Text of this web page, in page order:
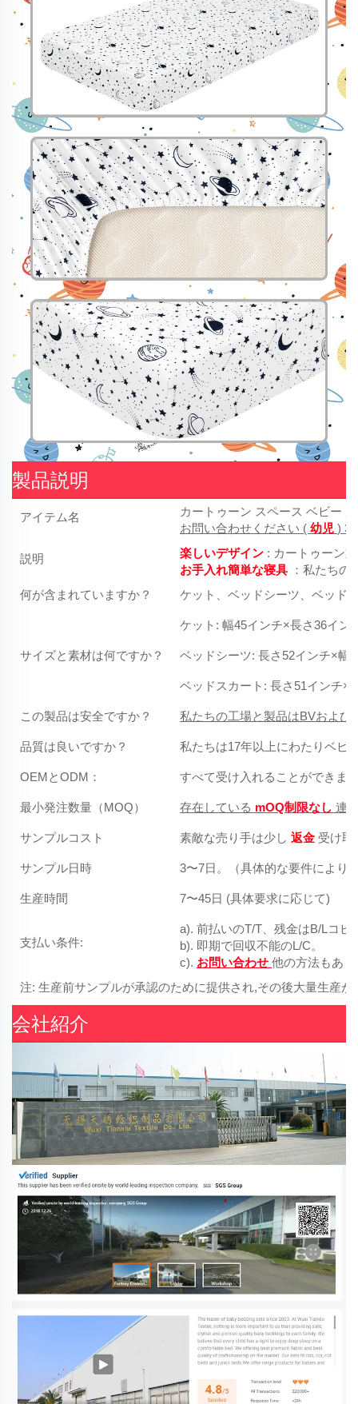
製品説明
アイテム名
カートゥーン スペース ベビー
お問い合わせください ( 幼児 )
説明 楽しいデザイン : カートゥーン
お手入れ簡単な寝具 ：私たち
何が含まれていますか？
ケット、ベッドシーツ、ベッド
サイズと素材は何ですか？
ケット: 幅45インチ×長さ36イン
ベッドシーツ: 長さ52インチ×幅
ベッドスカート: 長さ51インチ×
この製品は安全ですか？ 私たちの工場と製品はBVおよ
品質は良いですか？ 私たちは17年以上にわたりベビ
OEMとODM： すべて受け入れることができま
最小発注数量（MOQ） 存在している mOQ制限なし 連
サンプルコスト 素敵な売り手は少し 返金 受け取
サンプル日時 3〜7日。（具体的な要件により
生産時間 7〜45日 (具体要求に応じて)
支払い条件:
a). 前払いのT/T、残金はB/Lコピ
b). 即期で回収不能のL/C。
c). お問い合わせ 他の方法もあ
注: 生産前サンプルが承認のために提供され,その後大量生産が
会社紹介